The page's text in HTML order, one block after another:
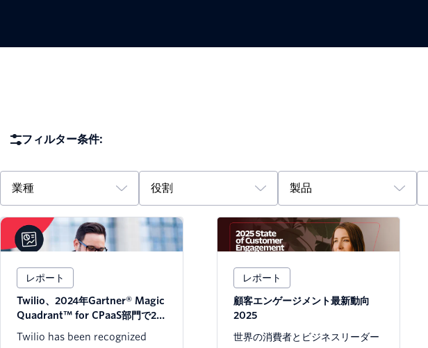
フィルター条件:
業種 役割 製品
レポート
Twilio、2024年Gartner® Magic
Quadrant™ for CPaaS部門で2年
連続でリーダーに
Twilio has been recognized
レポート
顧客エンゲージメント最新動向
2025
世界の消費者とビジネスリーダー